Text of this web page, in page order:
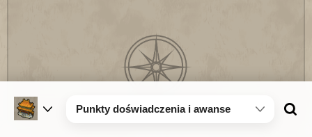
Punkty doświadczenia i awanse